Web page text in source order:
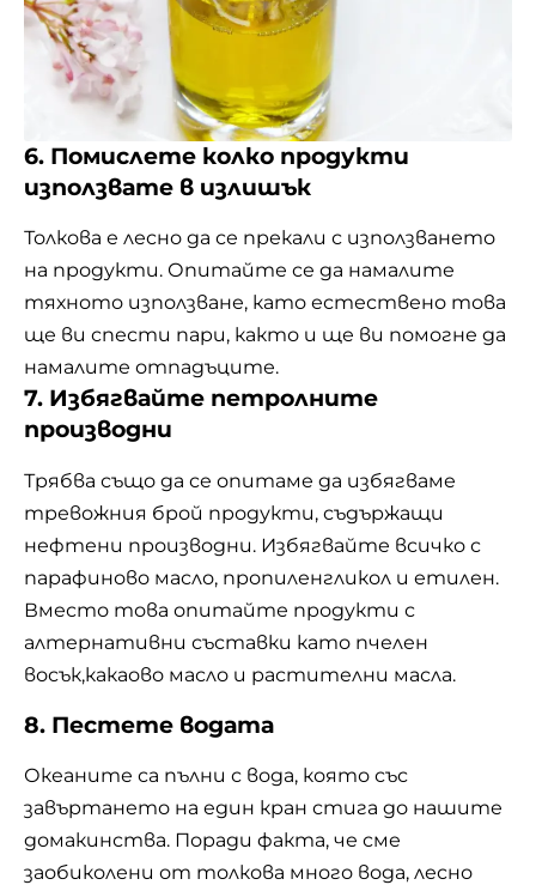
6. Помислете колко продукти
използвате в излишък
Толкова е лесно да се прекали с използването
на продукти. Опитайте се да намалите
тяхното използване, като естествено това
ще ви спести пари, както и ще ви помогне да
намалите отпадъците.
7. Избягвайте петролните
производни
Трябва също да се опитаме да избягваме
тревожния брой продукти, съдържащи
нефтени производни. Избягвайте всичко с
парафиново масло, пропиленгликол и етилен.
Вместо това опитайте продукти с
алтернативни съставки като пчелен
восък,какаово масло и растителни масла.
8. Пестете водата
Океаните са пълни с вода, която със
завъртането на един кран стига до нашите
домакинства. Поради факта, че сме
заобиколени от толкова много вода, лесно